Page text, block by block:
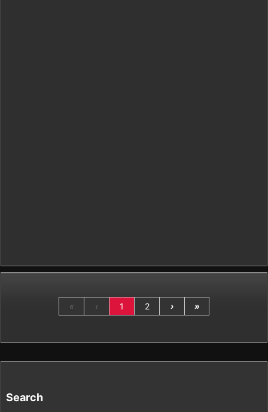
« ‹ 1 2 › »
Search